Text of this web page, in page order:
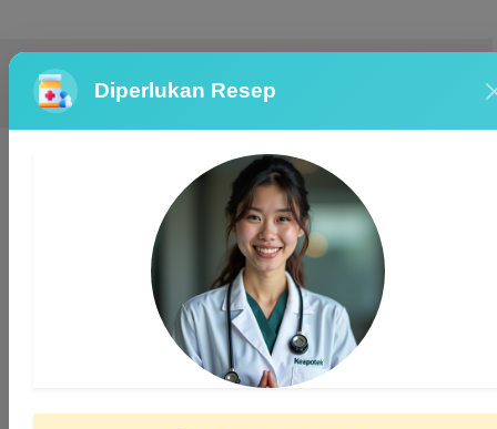
Diperlukan Resep
Bronchitis atau pneumonia،Antibiotik،Infeksi Bakteri
Produk-produk terkait